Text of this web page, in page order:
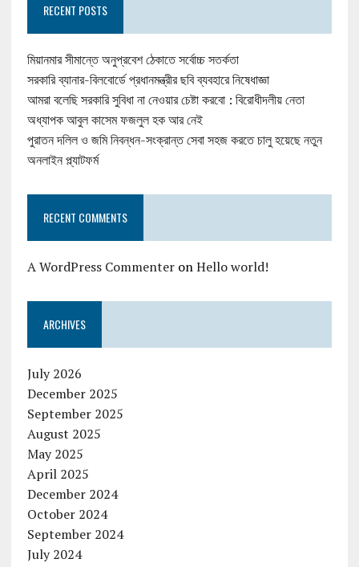
RECENT POSTS
মিয়ানমার সীমান্তে অনুপ্রবেশ ঠেকাতে সর্বোচ্চ সতর্কতা
সরকারি ব্যানার-বিলবোর্ডে প্রধানমন্ত্রীর ছবি ব্যবহারে নিষেধাজ্ঞা
আমরা বলেছি সরকারি সুবিধা না নেওয়ার চেষ্টা করবো : বিরোধীদলীয় নেতা
অধ্যাপক আবুল কাসেম ফজলুল হক আর নেই
পুরাতন দলিল ও জমি নিবন্ধন-সংক্রান্ত সেবা সহজ করতে চালু হয়েছে নতুন
অনলাইন প্ল্যাটফর্ম
RECENT COMMENTS
A WordPress CommenteronHello world!
ARCHIVES
July 2026
December 2025
September 2025
August 2025
May 2025
April 2025
December 2024
October 2024
September 2024
July 2024